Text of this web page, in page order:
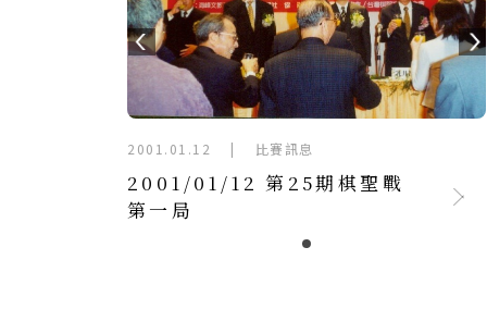
2001.01.12 | 比賽訊息
2001/01/12 第25期棋聖戰
第一局